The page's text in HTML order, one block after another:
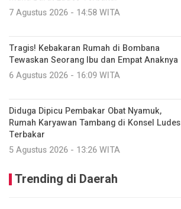
7 Agustus 2026 - 14:58 WITA
Tragis! Kebakaran Rumah di Bombana
Tewaskan Seorang Ibu dan Empat Anaknya
6 Agustus 2026 - 16:09 WITA
Diduga Dipicu Pembakar Obat Nyamuk,
Rumah Karyawan Tambang di Konsel Ludes
Terbakar
5 Agustus 2026 - 13:26 WITA
Trending di Daerah